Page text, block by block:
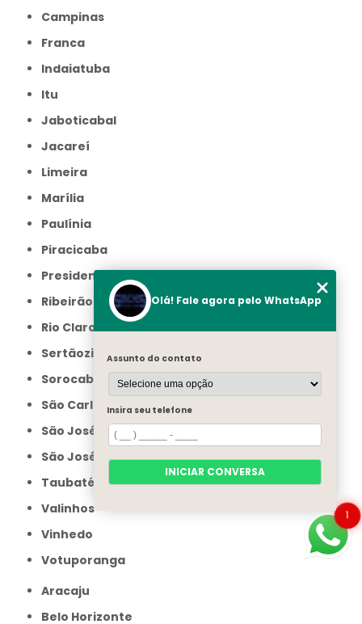
Campinas
Franca
Indaiatuba
Itu
Jaboticabal
Jacareí
Limeira
Marília
Paulínia
Piracicaba
Presidente Prudente
Ribeirão Preto
Rio Claro
Sertãozinho
Sorocaba
São Carlos
São José do Rio Preto
São José dos Campos
Taubaté
Valinhos
Vinhedo
Votuporanga
Aracaju
Belo Horizonte
1
Olá! Fale agora pelo WhatsApp
Assunto do contato
Insira seu telefone
INICIAR CONVERSA